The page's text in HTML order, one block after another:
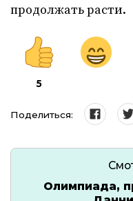
продолжать расти.
5
Поделиться:
Олимпиада,